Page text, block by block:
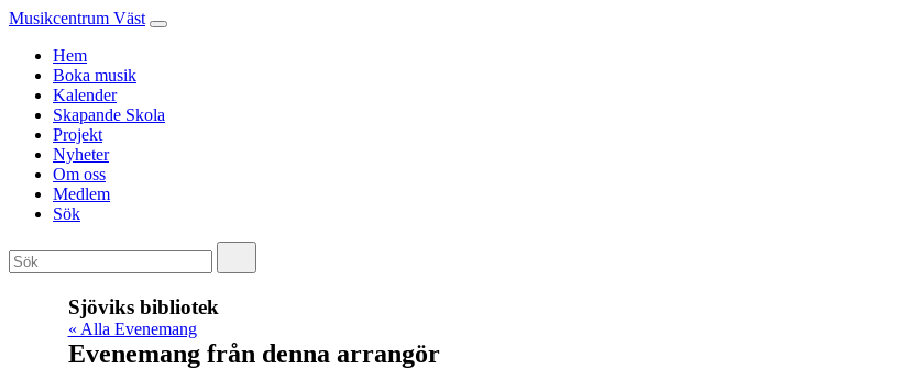
Musikcentrum Väst
Hem
Boka musik
Kalender
Skapande Skola
Projekt
Nyheter
Om oss
Medlem
Sök
Sjöviks bibliotek
« Alla Evenemang
Evenemang från denna arrangör